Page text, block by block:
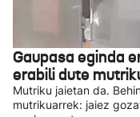
Gaupasa eginda
erabili dute
Mutriku jaietan da.
mutrikuarrek: jaiez